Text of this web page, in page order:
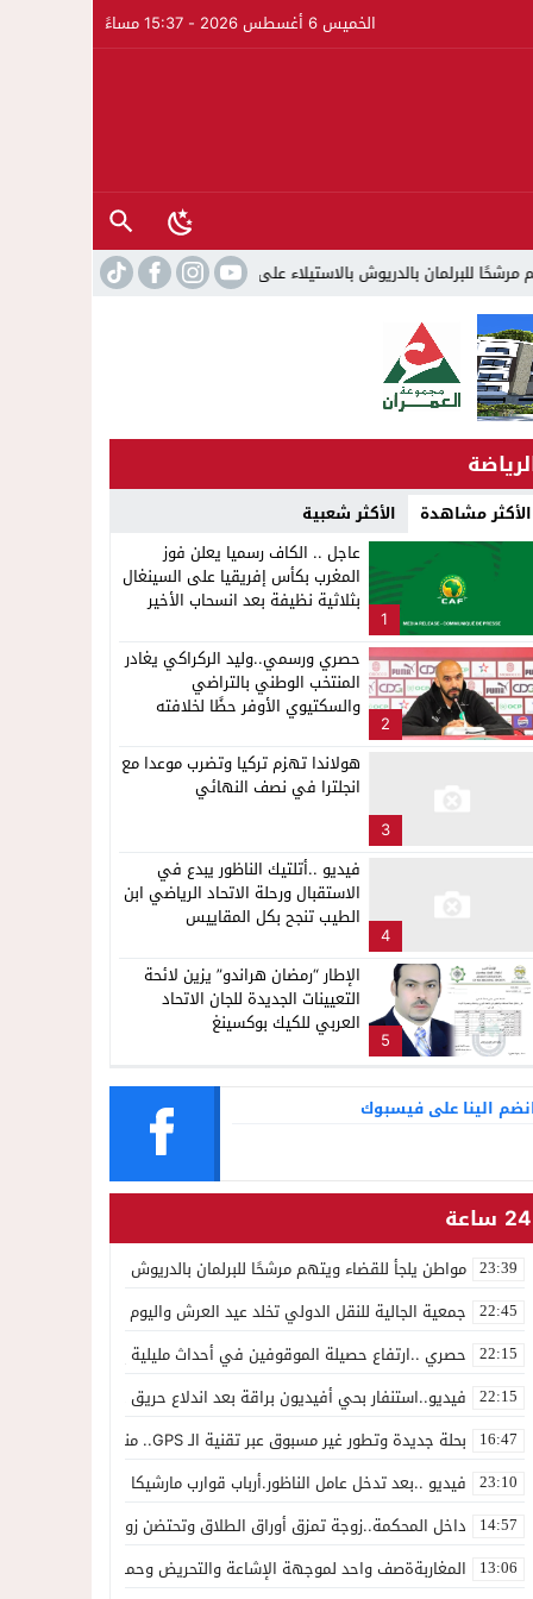
الخميس 6 أغسطس 2026 - 15:37 مساءً
بالاستيلاء على 22 مليون سنتيم 22:45 جمعية الجالية للنقل
الأكثر مشاهدة الأكثر شعبية
1
عاجل .. الكاف رسميا يعلن فوز
المغرب بكأس إفريقيا على السينغال
بثلاثية نظيفة بعد انسحاب الأخير
2
حصري ورسمي..وليد الركراكي يغادر
المنتخب الوطني بالتراضي
والسكتيوي الأوفر حظًا لخلافته
3
هولاندا تهزم تركيا وتضرب موعدا مع
انجلترا في نصف النهائي
4
فيديو ..أتلتيك الناظور يبدع في
الاستقبال ورحلة الاتحاد الرياضي ابن
الطيب تنجح بكل المقاييس
5
الإطار “رمضان هراندو” يزين لائحة
التعيينات الجديدة للجان الاتحاد
العربي للكيك بوكسينغ
الينا على فيسبوك
24 ساعة
23:39 مواطن يلجأ للقضاء ويتهم مرشحًا للبرلمان بالدريوش بالاستيلاء على 22 مليون سنتيم
22:45 جمعية الجالية للنقل الدولي تخلد عيد العرش واليوم الوطني للمهاجر
22:15 حصري ..ارتفاع حصيلة الموقوفين في أحداث مليلية إلى 82 شخصًا وتحقيقات تقود إلى متابعات جنائية ثقيلة
22:15 فيديو..استنفار بحي أفيديون براقة بعد اندلاع حريق داخل ضيعة فلاحية
16:47 بحلة جديدة وتطور غير مسبوق عبر تقنية الـ GPS.. منصة “مرحباناظور” تعزز مكانتها كوجهة أولى لسكان إقليمي الناظور والدريوش
23:10 فيديو ..بعد تدخل عامل الناظور.أرباب قوارب مارشيكا يعلقون احتجاجهم
14:57 داخل المحكمة..زوجة تمزق أوراق الطلاق وتحتضن زوجها في لحظة
13:06 المغاربةةصف واحد لموجهة الإشاعة والتحريض وحملات التضليل